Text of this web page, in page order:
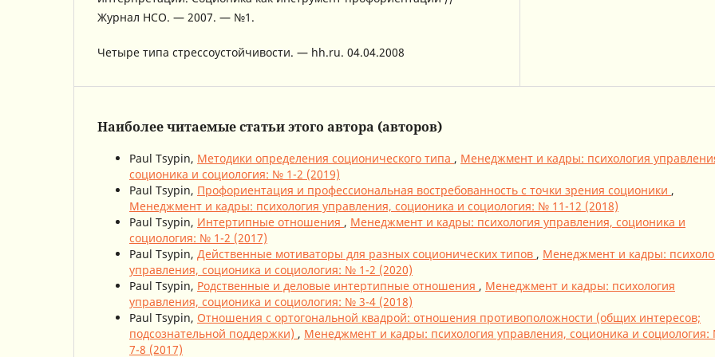
Журнал НСО. — 2007. — №1.
Четыре типа стрессоустойчивости. — hh.ru. 04.04.2008
Наиболее читаемые статьи этого автора (авторов)
Paul Tsypin, Методики определения соционического типа , Менеджмент и кадры: психология
соционика и социология: № 1-2 (2019)
Paul Tsypin, Профориентация и профессиональная востребованность с точки зрения соционики ,
Менеджмент и кадры: психология управления, соционика и социология: № 11-12 (2018)
Paul Tsypin, Интертипные отношения , Менеджмент и кадры: психология управления, соционика и
социология: № 1-2 (2017)
Paul Tsypin, Действенные мотиваторы для разных соционических типов , Менеджмент и кадры:
управления, соционика и социология: № 1-2 (2020)
Paul Tsypin, Родственные и деловые интертипные отношения , Менеджмент и кадры: психология
управления, соционика и социология: № 3-4 (2018)
Paul Tsypin, Отношения с ортогональной квадрой: отношения противоположности (общих интересов;
подсознательной поддержки) , Менеджмент и кадры: психология управления, соционика и
7-8 (2017)